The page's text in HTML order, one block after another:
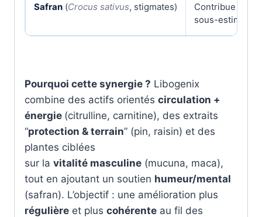
Safran (Crocus sativus, stigmates) Contribue à l’
sous-estimé
Pourquoi cette synergie ? Libogenix
combine des actifs orientés circulation +
énergie (citrulline, carnitine), des extraits
“protection & terrain” (pin, raisin) et des
plantes ciblées
sur la vitalité masculine (mucuna, maca),
tout en ajoutant un soutien humeur/mental
(safran). L’objectif : une amélioration plus
régulière et plus cohérente au fil des